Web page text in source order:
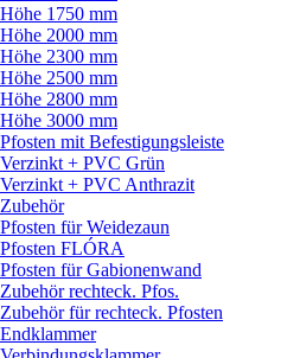
Höhe 1750 mm
Höhe 2000 mm
Höhe 2300 mm
Höhe 2500 mm
Höhe 2800 mm
Höhe 3000 mm
Pfosten mit Befestigungsleiste
Verzinkt + PVC Grün
Verzinkt + PVC Anthrazit
Zubehör
Pfosten für Weidezaun
Pfosten FLÓRA
Pfosten für Gabionenwand
Zubehör rechteck. Pfos.
Zubehör für rechteck. Pfosten
Endklammer